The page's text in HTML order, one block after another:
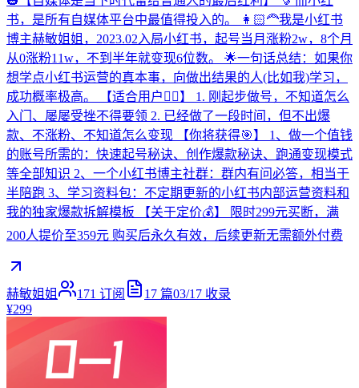
书，是所有自媒体平台中最值得投入的。 👩🏻‍🦰我是小红书
博主赫敏姐姐，2023.02入局小红书，起号当月涨粉2w，8个月
从0涨粉11w，不到半年就变现6位数。 🌟一句话总结：如果你
想学点小红书运营的真本事，向做出结果的人(比如我)学习，
成功概率极高。 【适合用户✌🏻】 1. 刚起步做号，不知道怎么
入门、屡屡受挫不得要领 2. 已经做了一段时间，但不出爆
款、不涨粉、不知道怎么变现 【你将获得🎯】 1、做一个值钱
的账号所需的：快速起号秘诀、创作爆款秘诀、跑通变现模式
等全部知识 2、一个小红书博主社群：群内有问必答，相当于
半陪跑 3、学习资料包：不定期更新的小红书内部运营资料和
我的独家爆款拆解模板 【关于定价💰】 限时299元买断，满
200人提价至359元 购买后永久有效，后续更新无需额外付费
赫敏姐姐 171 订阅 17 篇03/17 收录
¥299